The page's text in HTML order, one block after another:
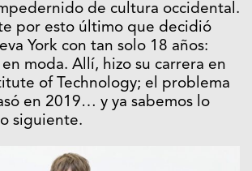
de cultura occidental.
por esto último que decidió
York con tan solo 18 años:
moda. Allí, hizo su carrera en
of Technology; el problema
en 2019… y ya sabemos lo
siguiente.